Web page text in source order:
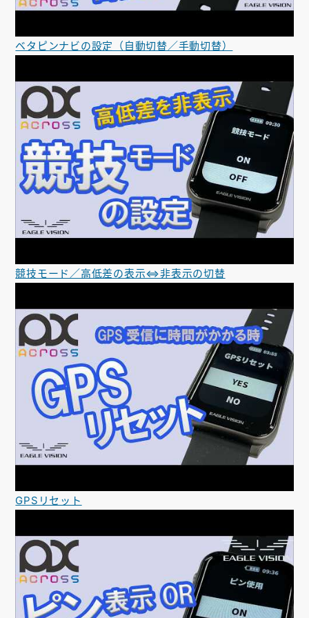
ベタピンナビの設定（自動切替／手動切替）
競技モード／高低差の表示⇔非表示の切替
GPSリセット